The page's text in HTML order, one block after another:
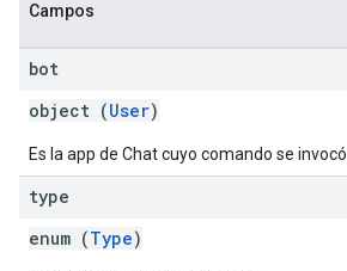
Campos
bot
object (User)
Es la app de Chat cuyo comando se invocó.
type
enum (Type)